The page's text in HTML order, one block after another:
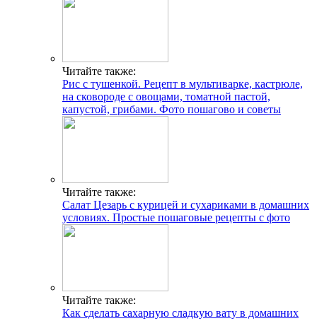
Читайте также:
Рис с тушенкой. Рецепт в мультиварке, кастрюле,
на сковороде с овощами, томатной пастой,
капустой, грибами. Фото пошагово и советы
Читайте также:
Салат Цезарь с курицей и сухариками в домашних
условиях. Простые пошаговые рецепты с фото
Читайте также:
Как сделать сахарную сладкую вату в домашних